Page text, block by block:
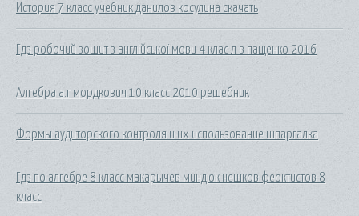
История 7 класс учебник данилов косулина скачать
Гдз робочий зошит з англійської мови 4 клас л в пащенко 2016
Алгебра а.г мордкович 10 класс 2010 решебник
Формы аудиторского контроля и их использование шпаргалка
Гдз по алгебре 8 класс макарычев миндюк нешков феоктистов 8
класс